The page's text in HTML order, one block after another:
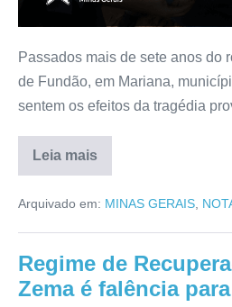
Passados mais de sete anos do
de Fundão, em Mariana,
sentem os efeitos da tragédia
Leia mais
Arquivado em: MINAS GERAIS
Regime de
Zema é falência